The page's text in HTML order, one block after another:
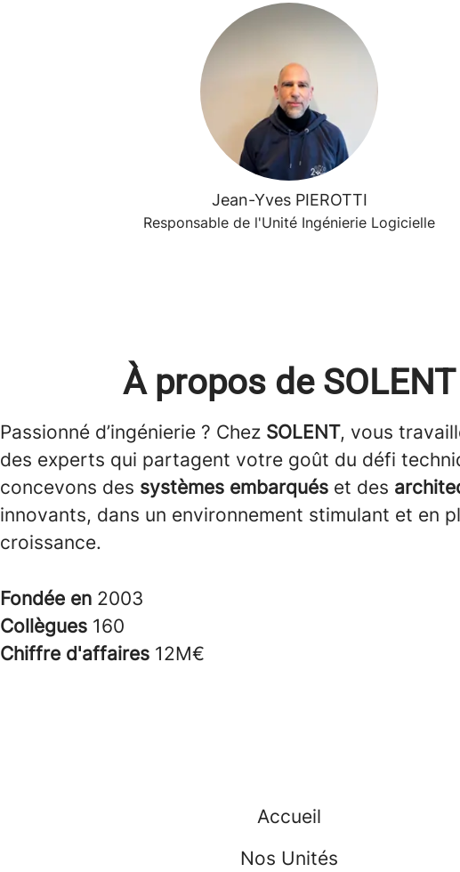
Jean-Yves PIEROTTI
Responsable de l'Unité Ingénierie Logicielle
À propos de SOLENT
Passionné d’ingénierie ? Chez SOLENT, vous
des experts qui partagent votre goût du défi
concevons des systèmes embarqués et des
innovants, dans un environnement stimulant et en
croissance.
Fondée en 2003
Collègues 160
Chiffre d'affaires 12M€
Accueil
Nos Unités